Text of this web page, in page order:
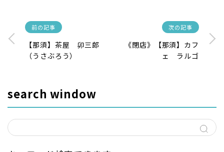
前の記事
【那須】茶屋 卯三郎
（うさぶろう）
次の記事
《閉店》【那須】カフ
ェ ラルゴ
search window